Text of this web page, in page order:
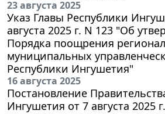
23 августа 2025
Указ Главы Республики
августа 2025 г. N 123 "Об
Порядка поощрения
муниципальных
Республики Ингушетия"
16 августа 2025
Постановление
Ингушетия от 7 августа 2025